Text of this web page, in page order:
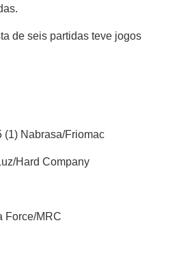
de seis partidas teve jogos
(1) Nabrasa/Friomac
Hard Company
Force/MRC